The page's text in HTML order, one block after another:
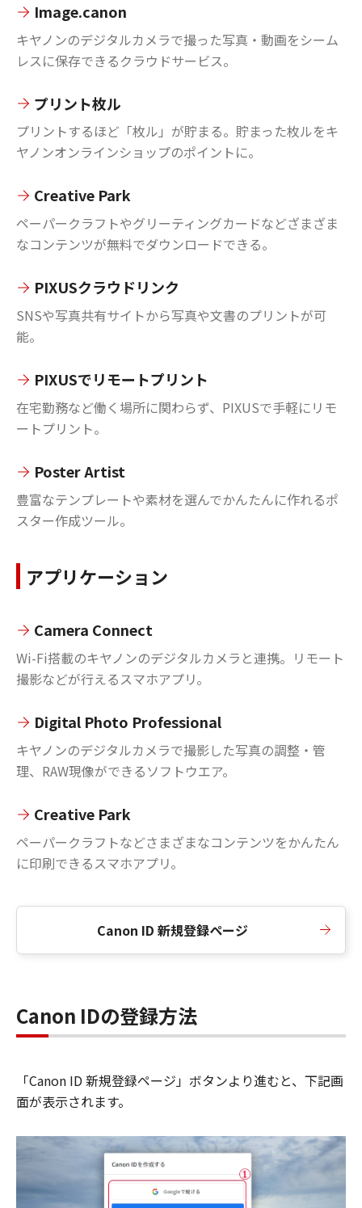
Image.canon
キヤノンのデジタルカメラで撮った写真・動画をシーム
レスに保存できるクラウドサービス。
プリント枚ル
プリントするほど「枚ル」が貯まる。貯まった枚ルをキ
ヤノンオンラインショップのポイントに。
Creative Park
ペーパークラフトやグリーティングカードなどざまざま
なコンテンツが無料でダウンロードできる。
PIXUSクラウドリンク
SNSや写真共有サイトから写真や文書のプリントが可
能。
PIXUSでリモートプリント
在宅勤務など働く場所に関わらず、PIXUSで手軽にリモ
ートプリント。
Poster Artist
豊富なテンプレートや素材を選んでかんたんに作れるポ
スター作成ツール。
アプリケーション
Camera Connect
Wi-Fi搭載のキヤノンのデジタルカメラと連携。リモート
撮影などが行えるスマホアプリ。
Digital Photo Professional
キヤノンのデジタルカメラで撮影した写真の調整・管
理、RAW現像ができるソフトウエア。
Creative Park
ペーパークラフトなどさまざまなコンテンツをかんたん
に印刷できるスマホアプリ。
Canon ID 新規登録ページ
Canon IDの登録方法
「Canon ID 新規登録ページ」ボタンより進むと、下記画
面が表示されます。